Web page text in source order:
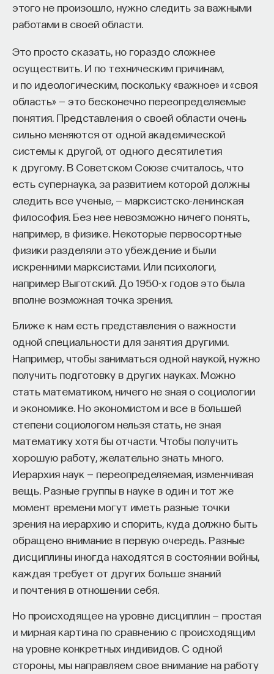
этого не произошло, нужно следить за важными
работами в своей области.
Это просто сказать, но гораздо сложнее
осуществить. И по техническим причинам,
и по идеологическим, поскольку «важное» и «своя
область» — это бесконечно переопределяемые
понятия. Представления о своей области очень
сильно меняются от одной академической
системы к другой, от одного десятилетия
к другому. В Советском Союзе считалось, что
есть супернаука, за развитием которой должны
следить все ученые, — марксистско-ленинская
философия. Без нее невозможно ничего понять,
например, в физике. Некоторые первосортные
физики разделяли это убеждение и были
искренними марксистами. Или психологи,
например Выготский. До 1950-х годов это была
вполне возможная точка зрения.
Ближе к нам есть представления о важности
одной специальности для занятия другими.
Например, чтобы заниматься одной наукой, нужно
получить подготовку в других науках. Можно
стать математиком, ничего не зная о социологии
и экономике. Но экономистом и все в большей
степени социологом нельзя стать, не зная
математику хотя бы отчасти. Чтобы получить
хорошую работу, желательно знать много.
Иерархия наук — переопределяемая, изменчивая
вещь. Разные группы в науке в один и тот же
момент времени могут иметь разные точки
зрения на иерархию и спорить, куда должно быть
обращено внимание в первую очередь. Разные
дисциплины иногда находятся в состоянии войны,
каждая требует от других больше знаний
и почтения в отношении себя.
Но происходящее на уровне дисциплин — простая
и мирная картина по сравнению с происходящим
на уровне конкретных индивидов. С одной
стороны, мы направляем свое внимание на работу
3/10/2025
НАД МАТЕРИАЛОМ РАБОТАЛИ
Вячеслав Дубынин
доктор биологических наук, профессор
кафедры физиологии человека и животных
им. М. В. Ломоносова, специалист в области
БИОЛОГИЯ
1298 публикаций
НЕЙРОФИЗИОЛОГИЯ
ЕСТЕСТВЕННЫЕ НАУКИ ЖУРНАЛ
ХИМИЯ МЕЖДУ НЕЙРОНАМИ
КУРС
Химия между нейронами:
вещества, которые управляют
нами
СОХРАНИТЬ КУРС